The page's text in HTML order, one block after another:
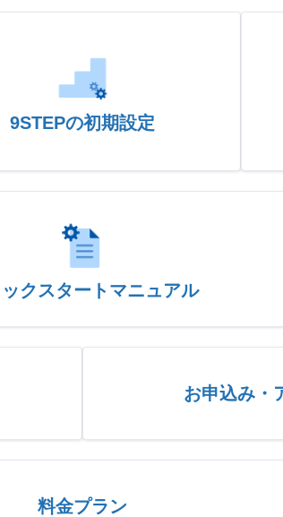
9STEPの初期設定
クスタートマニュアル
お申込み・
料金プラン